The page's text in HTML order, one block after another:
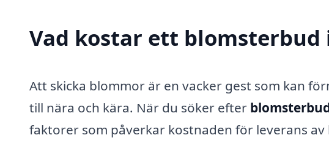
Vad kostar ett blomsterbud
Att skicka blommor är en vacker gest som kan
till nära och kära. När du söker efter
faktorer som påverkar kostnaden för leverans